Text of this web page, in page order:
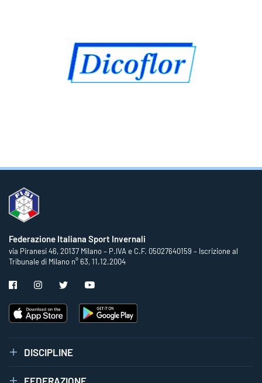
Federazione Italiana Sport Invernali
via Piranesi 46, 20137 Milano – P.IVA e C.F. 05027640159 – Iscrizione al
Tribunale di Milano n° 63, 11.12.2004
DISCIPLINE